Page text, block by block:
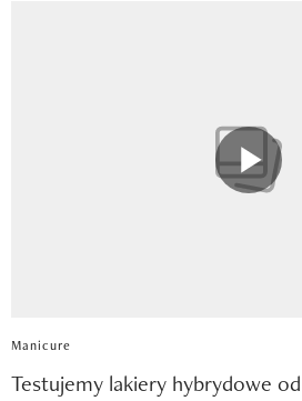
Manicure
Testujemy lakiery hybrydowe